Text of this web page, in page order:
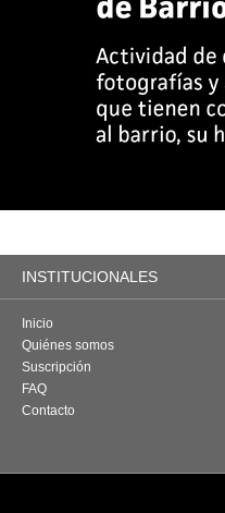
INSTITUCIONALES
Inicio
Quiénes somos
Suscripción
FAQ
Contacto